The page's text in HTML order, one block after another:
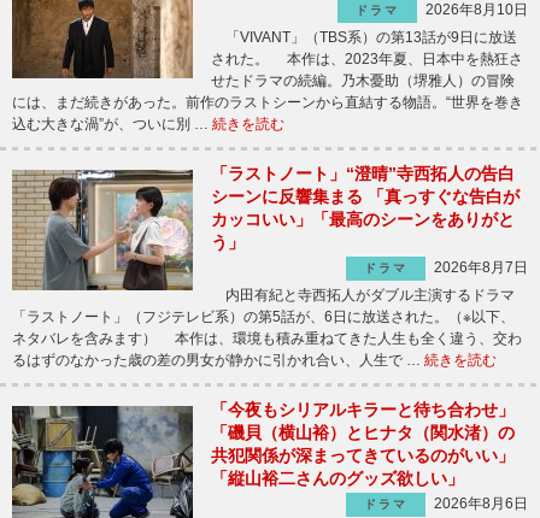
ドラマ
2026年8月10日
「VIVANT」（TBS系）の第13話が9日に放送
された。 本作は、2023年夏、日本中を熱狂さ
せたドラマの続編。乃木憂助（堺雅人）の冒険
には、まだ続きがあった。前作のラストシーンから直結する物語。“世界を巻き
込む大きな渦”が、ついに別 … 続きを読む
「ラストノート」“澄晴”寺西拓人の告白
シーンに反響集まる 「真っすぐな告白が
カッコいい」「最高のシーンをありがと
う」
ドラマ
2026年8月7日
内田有紀と寺西拓人がダブル主演するドラマ
「ラストノート」（フジテレビ系）の第5話が、6日に放送された。（※以下、
ネタバレを含みます） 本作は、環境も積み重ねてきた人生も全く違う、交わ
るはずのなかった歳の差の男女が静かに引かれ合い、人生で … 続きを読む
「今夜もシリアルキラーと待ち合わせ」
「磯貝（横山裕）とヒナタ（関水渚）の
共犯関係が深まってきているのがいい」
「縦山裕二さんのグッズ欲しい」
ドラマ
2026年8月6日